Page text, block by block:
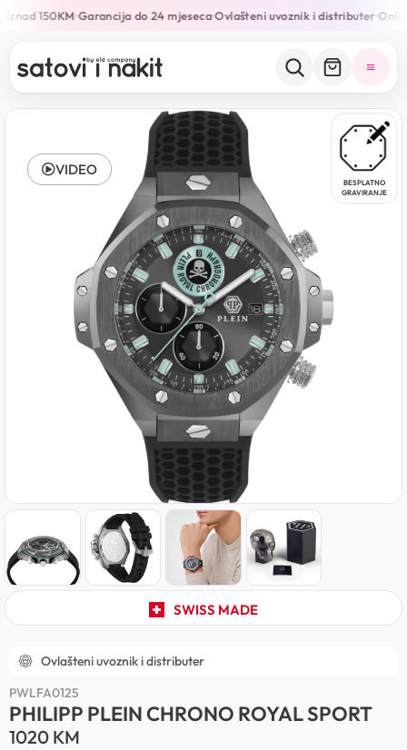
150KM•Garancija do 24 mjeseca•Ovlašteni uvoznik i distributer•
BESPLATNO
GRAVIRANJE
SWISS MADE
VIDEO
Ovlašteni uvoznik i distributer
PWLFA0125
PHILIPP PLEIN CHRONO ROYAL SPORT
1020 KM